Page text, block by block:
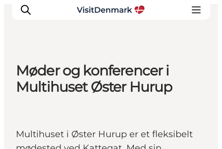
Inspiration
Planlæg ferien
Møder og konferencer i
Multihuset Øster Hurup
Multihuset i Øster Hurup er et fleksibelt